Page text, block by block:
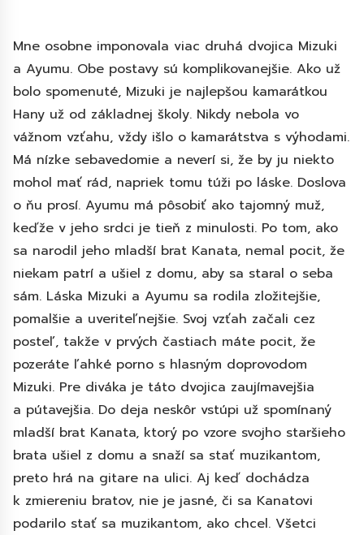
Mne osobne imponovala viac druhá dvojica Mizuki
a Ayumu. Obe postavy sú komplikovanejšie. Ako už
bolo spomenuté, Mizuki je najlepšou kamarátkou
Hany už od základnej školy. Nikdy nebola vo
vážnom vzťahu, vždy išlo o kamarátstva s výhodami.
Má nízke sebavedomie a neverí si, že by ju niekto
mohol mať rád, napriek tomu túži po láske. Doslova
o ňu prosí. Ayumu má pôsobiť ako tajomný muž,
keďže v jeho srdci je tieň z minulosti. Po tom, ako
sa narodil jeho mladší brat Kanata, nemal pocit, že
niekam patrí a ušiel z domu, aby sa staral o seba
sám. Láska Mizuki a Ayumu sa rodila zložitejšie,
pomalšie a uveriteľnejšie. Svoj vzťah začali cez
posteľ, takže v prvých častiach máte pocit, že
pozeráte ľahké porno s hlasným doprovodom
Mizuki. Pre diváka je táto dvojica zaujímavejšia
a pútavejšia. Do deja neskôr vstúpi už spomínaný
mladší brat Kanata, ktorý po vzore svojho staršieho
brata ušiel z domu a snaží sa stať muzikantom,
preto hrá na gitare na ulici. Aj keď dochádza
k zmiereniu bratov, nie je jasné, či sa Kanatovi
podarilo stať sa muzikantom, ako chcel. Všetci